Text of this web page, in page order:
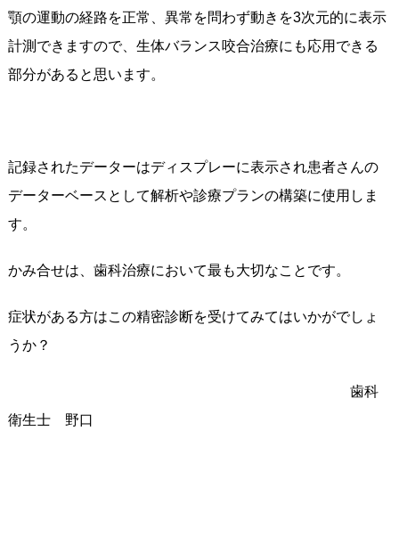
顎の運動の経路を正常、異常を問わず動きを3次元的に表示
計測できますので、生体バランス咬合治療にも応用できる
部分があると思います。
記録されたデーターはディスプレーに表示され患者さんの
データーベースとして解析や診療プランの構築に使用しま
す。
かみ合せは、歯科治療において最も大切なことです。
症状がある方はこの精密診断を受けてみてはいかがでしょ
うか？
歯科
衛生士 野口